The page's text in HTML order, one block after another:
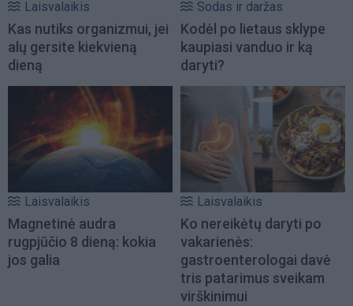
Laisvalaikis
Kas nutiks organizmui, jei
alų gersite kiekvieną
dieną
Sodas ir daržas
Kodėl po lietaus sklype
kaupiasi vanduo ir ką
daryti?
Laisvalaikis
Magnetinė audra
rugpjūčio 8 dieną: kokia
jos galia
Laisvalaikis
Ko nereikėtų daryti po
vakarienės:
gastroenterologai davė
tris patarimus sveikam
virškinimui